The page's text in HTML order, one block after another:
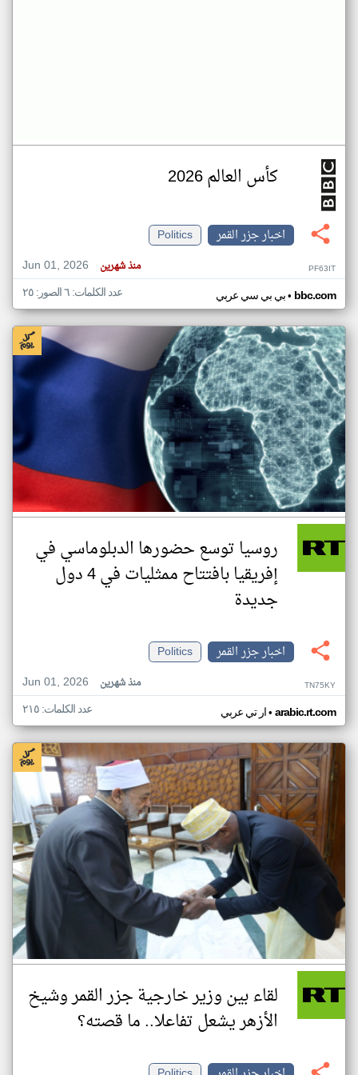
كأس العالم 2026
اخبار جزر القمر
Politics
Jun 01, 2026
منذ شهرين PF63IT
بي بي سي عربي• bbc.com عدد الكلمات: ٦ الصور: ٢٥
روسيا توسع حضورها الدبلوماسي في
إفريقيا بافتتاح ممثليات في 4 دول
جديدة
اخبار جزر القمر
Politics
Jun 01, 2026
منذ شهرين TN75KY
ار تي عربي• arabic.rt.com عدد الكلمات: ٢١٥
لقاء بين وزير خارجية جزر القمر وشيخ
الأزهر يشعل تفاعلا.. ما قصته؟